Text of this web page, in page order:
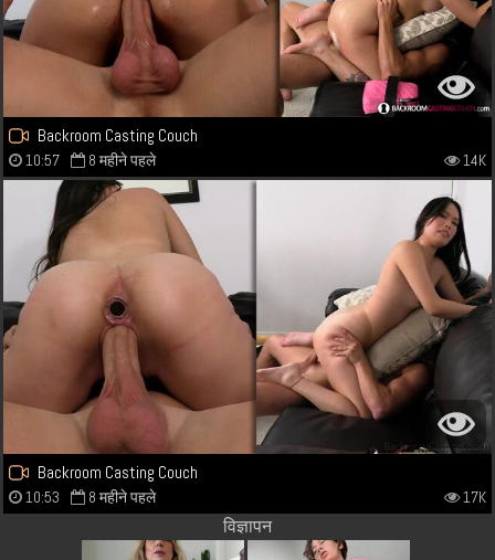
Backroom Casting Couch
10:57 8 महीने पहले 14K
Backroom Casting Couch
10:53 8 महीने पहले 17K
विज्ञापन